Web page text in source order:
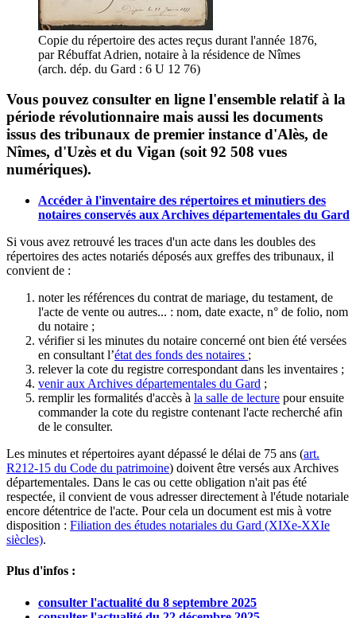
Copie du répertoire des actes reçus durant l'année 1876,
par Rébuffat Adrien, notaire à la résidence de Nîmes
(arch. dép. du Gard : 6 U 12 76)
Vous pouvez consulter en ligne l'ensemble relatif à la
période révolutionnaire mais aussi les documents
issus des tribunaux de premier instance d'Alès, de
Nîmes, d'Uzès et du Vigan (soit 92 508 vues
numériques).
Accéder à l'inventaire des répertoires et minutiers des
notaires conservés aux Archives départementales du Gard
Si vous avez retrouvé les traces d'un acte dans les doubles des
répertoires des actes notariés déposés aux greffes des tribunaux, il
convient de :
noter les références du contrat de mariage, du testament, de
l'acte de vente ou autres... : nom, date exacte, n° de folio, nom
du notaire ;
vérifier si les minutes du notaire concerné ont bien été versées
en consultant l’état des fonds des notaires ;
relever la cote du registre correspondant dans les inventaires ;
venir aux Archives départementales du Gard ;
remplir les formalités d'accès à la salle de lecture pour ensuite
commander la cote du registre contenant l'acte recherché afin
de le consulter.
Les minutes et répertoires ayant dépassé le délai de 75 ans (art.
R212-15 du Code du patrimoine) doivent être versés aux Archives
départementales. Dans le cas ou cette obligation n'ait pas été
respectée, il convient de vous adresser directement à l'étude notariale
encore détentrice de l'acte. Pour cela un document est mis à votre
disposition : Filiation des études notariales du Gard (XIXe-XXIe
siècles).
Plus d'infos :
consulter l'actualité du 8 septembre 2025